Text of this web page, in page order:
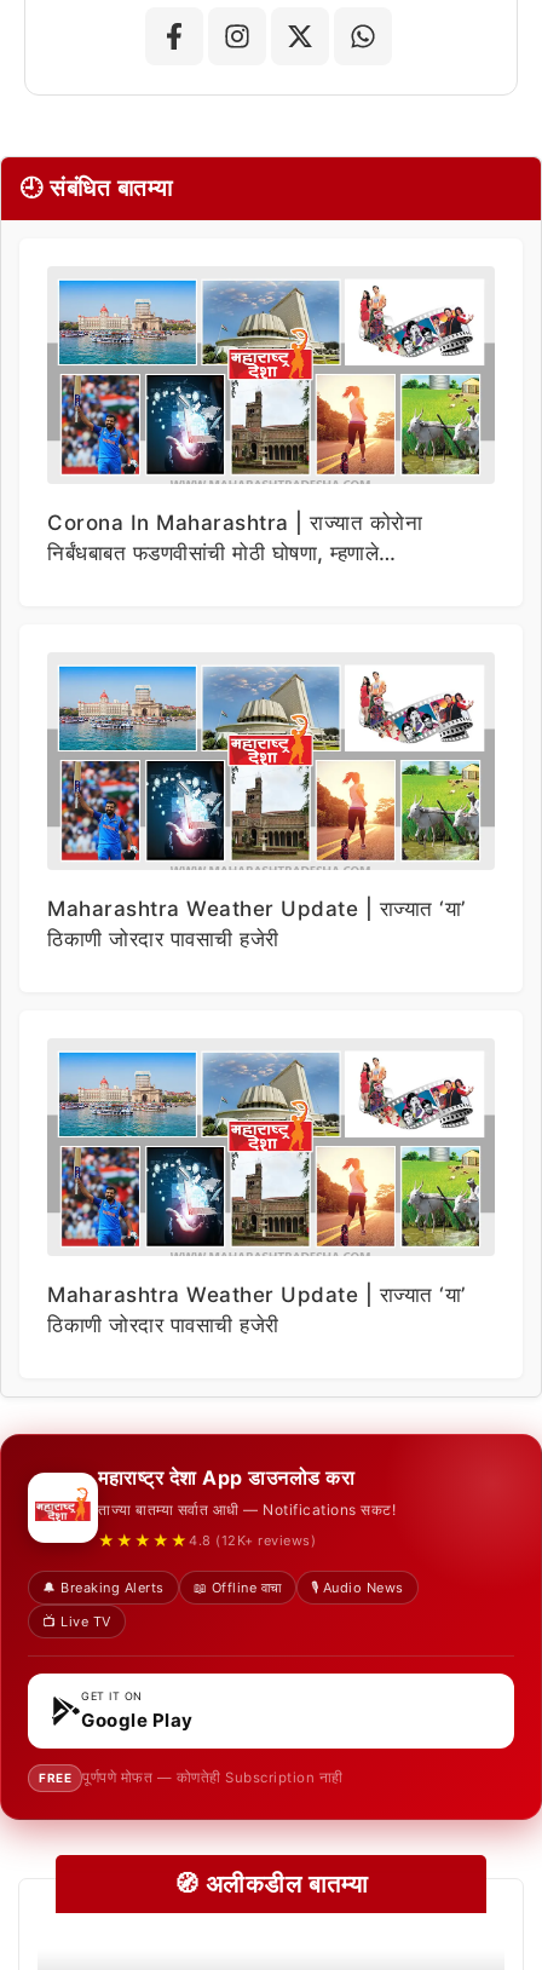
🕘 संबंधित बातम्या
Corona In Maharashtra | राज्यात कोरोना
निर्बंधबाबत फडणवीसांची मोठी घोषणा, म्हणाले…
Maharashtra Weather Update | राज्यात ‘या’
ठिकाणी जोरदार पावसाची हजेरी
Maharashtra Weather Update | राज्यात ‘या’
ठिकाणी जोरदार पावसाची हजेरी
महाराष्ट्र देशा App डाउनलोड करा
ताज्या बातम्या सर्वात आधी — Notifications सकट!
★★★★★ 4.8 (12K+ reviews)
🔔 Breaking Alerts 📖 Offline वाचा
🎙️ Audio News
📺 Live TV
GET IT ON
Google Play
FREE पूर्णपणे मोफत — कोणतेही Subscription नाही
🧭 अलीकडील बातम्या